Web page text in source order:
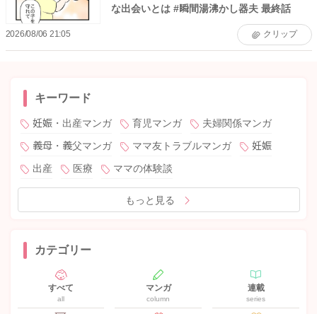
な出会いとは #瞬間湯沸かし器夫 最終話
2026/08/06 21:05 クリップ
キーワード
妊娠・出産マンガ 育児マンガ
夫婦関係マンガ
義母・義父マンガ
ママ友トラブルマンガ
妊娠
出産
医療 ママの体験談
もっと見る
カテゴリー
すべて
all
マンガ
column
連載
series